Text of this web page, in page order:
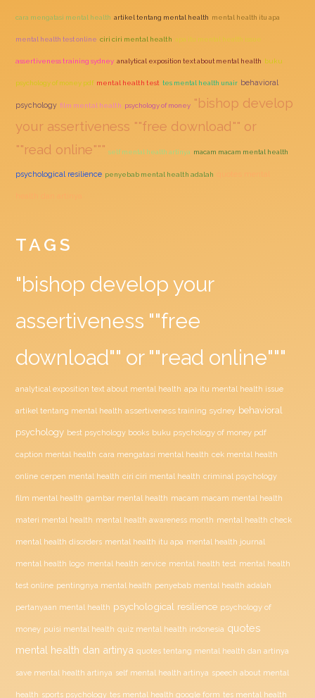
cara mengatasi mental health artikel tentang mental health mental health itu apa
mental health test online ciri ciri mental health apa itu mental health issue
assertiveness training sydney analytical exposition text about mental health buku
psychology of money pdf mental health test tes mental health unair behavioral
psychology film mental health psychology of money "bishop develop
your assertiveness ""free download"" or
""read online""" self mental health artinya macam macam mental health
psychological resilience penyebab mental health adalah
TAGS
"bishop develop your
assertiveness ""free
download"" or ""read online"""
analytical exposition text about mental health apa itu mental health issue
artikel tentang mental health assertiveness training sydney behavioral
psychology best psychology books buku psychology of money pdf
caption mental health cara mengatasi mental health cek mental health
online cerpen mental health ciri ciri mental health criminal psychology
film mental health gambar mental health macam macam mental health
materi mental health mental health awareness month mental health check
mental health disorders mental health itu apa mental health journal
mental health logo mental health service mental health test mental health
test online pentingnya mental health penyebab mental health adalah
pertanyaan mental health psychological resilience psychology of
money puisi mental health quiz mental health indonesia quotes
mental health dan artinya quotes tentang mental health dan artinya
save mental health artinya self mental health artinya speech about mental
health sports psychology tes mental health google form tes mental health